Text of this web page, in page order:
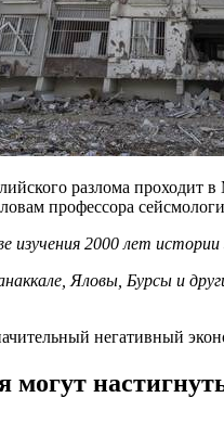
разлома проходит
профессора
изучения 2000 лет
Яловы, Бурсы и
негативный
могут